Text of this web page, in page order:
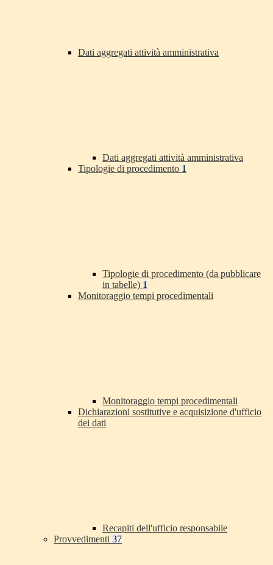
Dati aggregati attività amministrativa
Dati aggregati attività amministrativa
Tipologie di procedimento 1
Tipologie di procedimento (da pubblicare
in tabelle) 1
Monitoraggio tempi procedimentali
Monitoraggio tempi procedimentali
Dichiarazioni sostitutive e acquisizione d'ufficio
dei dati
Recapiti dell'ufficio responsabile
Provvedimenti 37